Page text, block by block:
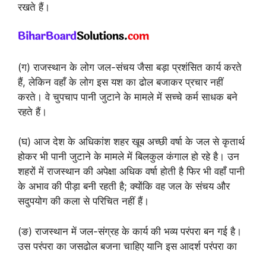
रखते हैं।
(ग) राजस्थान के लोग जल-संचय जैसा बड़ा प्रशंसित कार्य करते
हैं, लेकिन वहाँ के लोग इस यश का ढोल बजाकर प्रचार नहीं
करते। वे चुपचाप पानी जुटाने के मामले में सच्चे कर्म साधक बने
रहते हैं।
(घ) आज देश के अधिकांश शहर खूब अच्छी वर्षा के जल से कृतार्थ
होकर भी पानी जुटाने के मामले में बिलकुल कंगाल हो रहे है। उन
शहरों में राजस्थान की अपेक्षा अधिक वर्षा होती है फिर भी वहाँ पानी
के अभाव की पीड़ा बनी रहती है; क्योंकि वह जल के संचय और
सदुपयोग की कला से परिचित नहीं हैं।
(ङ) राजस्थान में जल-संग्रह के कार्य की भव्य परंपरा बन गई है।
उस परंपरा का जसढोल बजना चाहिए यानि इस आदर्श परंपरा का